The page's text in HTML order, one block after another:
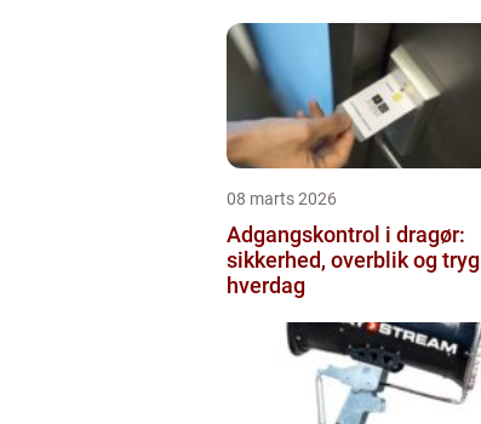
08 marts 2026
Adgangskontrol i dragør:
sikkerhed, overblik og tryg
hverdag